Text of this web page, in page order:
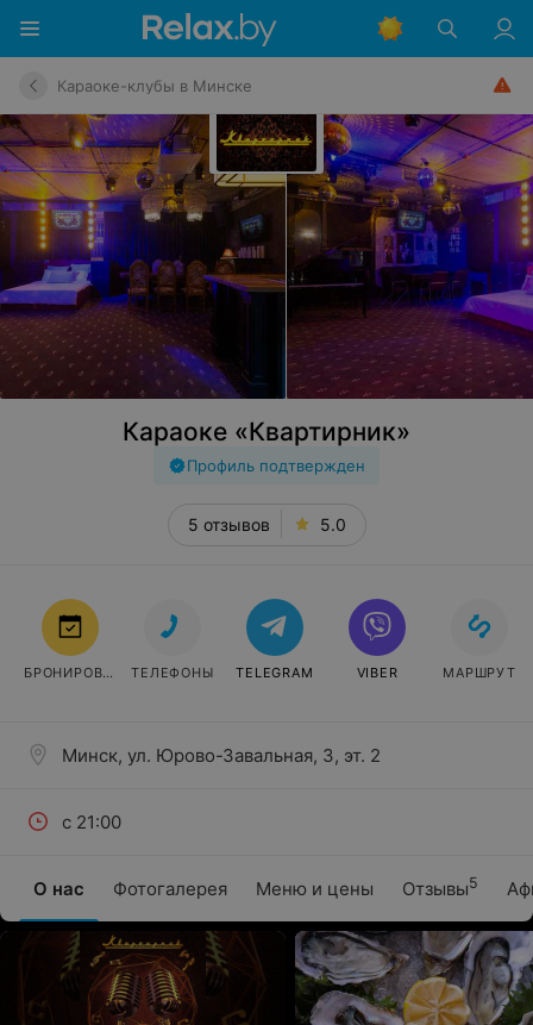
Караоке-клубы в Минске
Караоке «Квартирник»
Профиль подтвержден
5 отзывов 5.0
О нас Фотогалерея Меню и цены Отзывы5
Минск, ул. Юрово-Завальная, 3, эт. 2
с 21:00
БРОНИРОВАТЬ ТЕЛЕФОНЫ TELEGRAM VIBER МАРШРУТ